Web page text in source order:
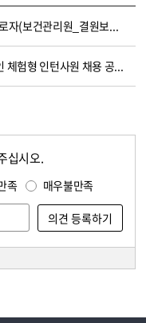
철도교통관제센터 기간제근로자(보건관리원_결원보충대체인력) 채용 공고 (~5.8)
2026년 한국철도공사 장애인 체험형 인턴사원 채용 공고(~6.4. 14:00)
십시오.
족 매우불만족